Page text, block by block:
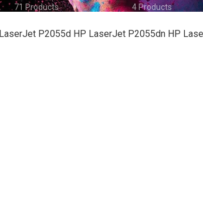
71 Products
4 Products
P2055d HP LaserJet P2055dn HP